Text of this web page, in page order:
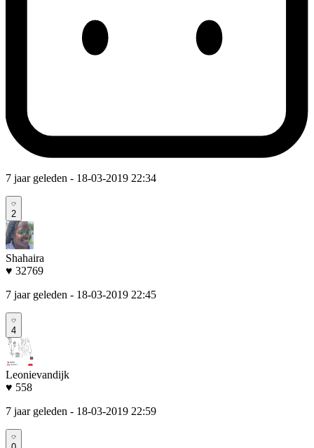
7 jaar geleden - 18-03-2019 22:34
2
Shahaira
♥ 32769
7 jaar geleden - 18-03-2019 22:45
4
Leonievandijk
♥ 558
7 jaar geleden - 18-03-2019 22:59